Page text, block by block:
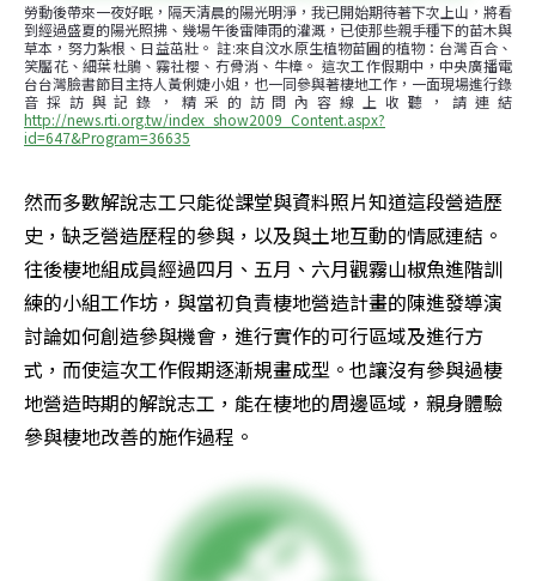
勞動後帶來一夜好眠，隔天清晨的陽光明淨，我已開始期待著下次上山，將看
到經過盛夏的陽光照拂、幾場午後雷陣雨的灌溉，已使那些親手種下的苗木與
草本，努力紮根、日益茁壯。 註:來自汶水原生植物苗圃的植物：台灣百合、
笑靨花、細葉杜鵑、霧社櫻、冇骨消、牛樟。 這次工作假期中，中央廣播電
台台灣臉書節目主持人黃俐婕小姐，也一同參與著棲地工作，一面現場進行錄
音採訪與記錄，精采的訪問內容線上收聽，請連結
http://news.rti.org.tw/index_show2009_Content.aspx?
id=647&Program=36635
然而多數解說志工只能從課堂與資料照片知道這段營造歷
史，缺乏營造歷程的參與，以及與土地互動的情感連結。
往後棲地組成員經過四月、五月、六月觀霧山椒魚進階訓
練的小組工作坊，與當初負責棲地營造計畫的陳進發導演
討論如何創造參與機會，進行實作的可行區域及進行方
式，而使這次工作假期逐漸規畫成型。也讓沒有參與過棲
地營造時期的解說志工，能在棲地的周邊區域，親身體驗
參與棲地改善的施作過程。